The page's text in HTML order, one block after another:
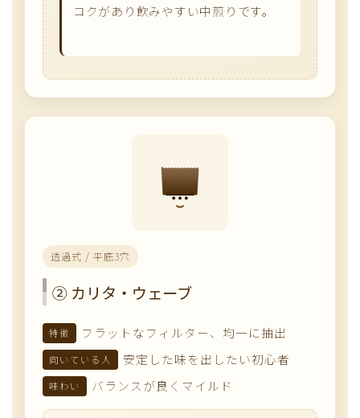
コクがあり飲みやすい中煎りです。
透過式 / 平底3穴
② カリタ・ウェーブ
特徴 フラットなフィルター、均一に抽出
向いている人 安定した味を出したい初心者
味わい バランスが良くマイルド